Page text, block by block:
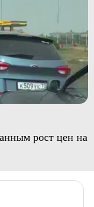
рост цен на